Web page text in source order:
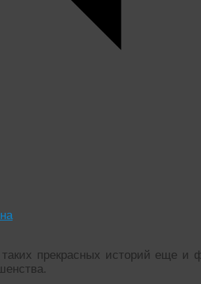
прекрасных историй еще и